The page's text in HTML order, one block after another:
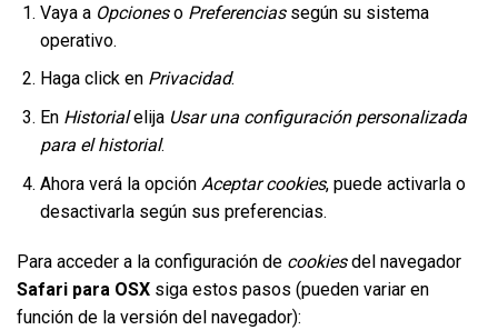
Vaya a Opcioneso Preferenciassegún su sistema
operativo.
Haga click en Privacidad.
En Historialelija Usar una configuración personalizada
para el historial.
Ahora verá la opción Aceptar cookies, puede activarla o
desactivarla según sus preferencias.
Para acceder a la configuración de cookiesdel navegador
Safari para OSX siga estos pasos (pueden variar en
función de la versión del navegador):